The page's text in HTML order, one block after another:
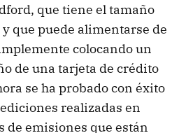
que tiene el tamaño
que puede alimentarse de
colocando un
de una tarjeta de crédito
se ha probado con éxito
realizadas en
de emisiones que están